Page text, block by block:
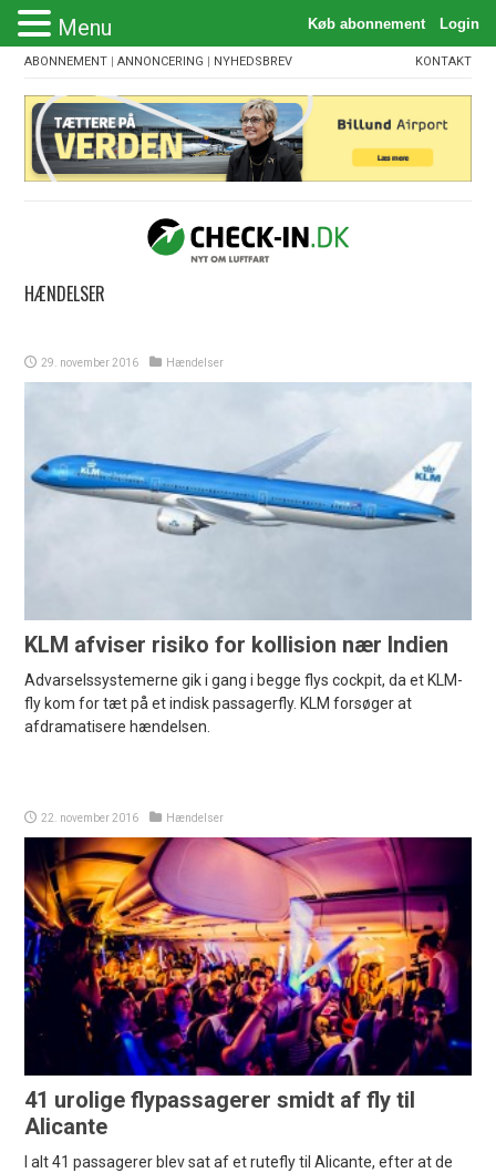
ABONNEMENT |ANNONCERING | NYHEDSBREV KONTAKT
HÆNDELSER
29. november 2016 Hændelser
KLM afviser risiko for kollision nær Indien
Advarselssystemerne gik i gang i begge flys cockpit, da et KLM-
fly kom for tæt på et indisk passagerfly. KLM forsøger at
afdramatisere hændelsen.
22. november 2016 Hændelser
41 urolige flypassagerer smidt af fly til
Alicante
I alt 41 passagerer blev sat af et rutefly til Alicante, efter at de
Menu